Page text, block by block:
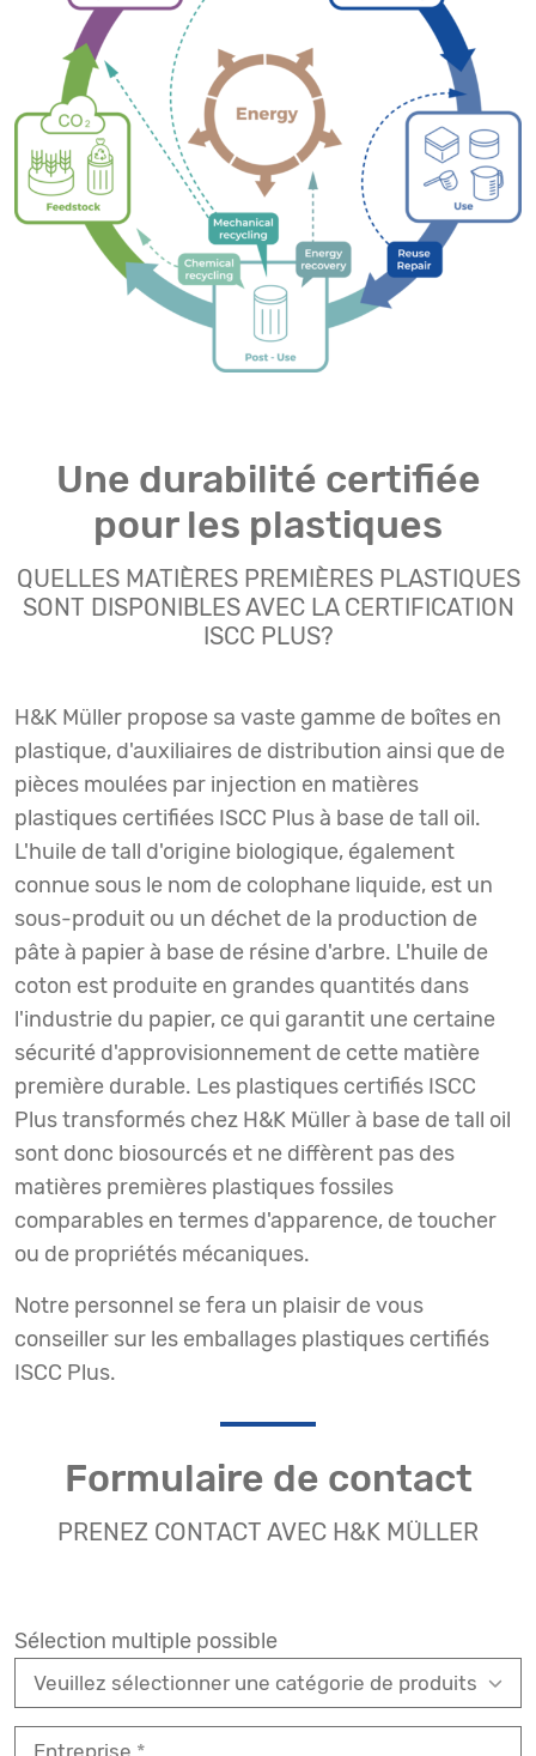
Une durabilité certifiée
pour les plastiques
QUELLES MATIÈRES PREMIÈRES PLASTIQUES
SONT DISPONIBLES AVEC LA CERTIFICATION
ISCC PLUS?
H&K Müller propose sa vaste gamme de boîtes en
plastique, d'auxiliaires de distribution ainsi que de
pièces moulées par injection en matières
plastiques certifiées ISCC Plus à base de tall oil.
L'huile de tall d'origine biologique, également
connue sous le nom de colophane liquide, est un
sous-produit ou un déchet de la production de
pâte à papier à base de résine d'arbre. L'huile de
coton est produite en grandes quantités dans
l'industrie du papier, ce qui garantit une certaine
sécurité d'approvisionnement de cette matière
première durable. Les plastiques certifiés ISCC
Plus transformés chez H&K Müller à base de tall oil
sont donc biosourcés et ne diffèrent pas des
matières premières plastiques fossiles
comparables en termes d'apparence, de toucher
ou de propriétés mécaniques.
Notre personnel se fera un plaisir de vous
conseiller sur les emballages plastiques certifiés
ISCC Plus.
Formulaire de contact
PRENEZ CONTACT AVEC H&K MÜLLER
Sélection multiple possible